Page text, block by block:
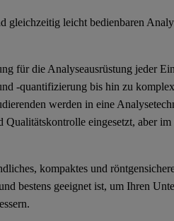
gleichzeitig leicht bedienbaren
für die Analyseausrüstung jeder
-quantifizierung bis hin zu
werden in eine
eingesetzt, aber
kompaktes und
bestens geeignet ist, um Ihren